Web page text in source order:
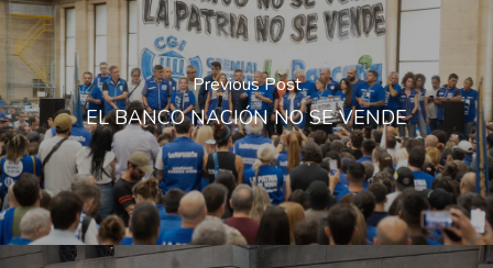
Previous Post
EL BANCO NACIÓN NO SE VENDE